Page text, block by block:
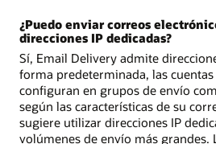
¿Puedo enviar correos
direcciones IP dedicadas?
Sí, Email Delivery admite
forma predeterminada, las
configuran en grupos de envío
según las características de su
sugiere utilizar direcciones IP
volúmenes de envío más grandes.